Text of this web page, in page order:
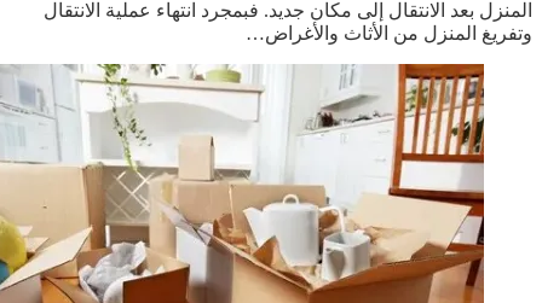
المنزل
بعد الانتقال إلى مكان جديد. فبمجرد انتهاء عملية الانتقال
المنزل من الأثاث والأغراض…